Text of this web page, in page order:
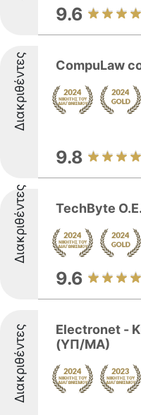
9.6
Διακριθέντες CompuLaw
9.8
Διακριθέντες TechByte
9.6
Διακριθέντες
Electronet -
(ΥΠ/ΜΑ)